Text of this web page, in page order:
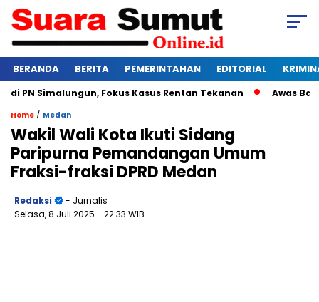
BERANDA BERITA PEMERINTAHAN EDITORIAL
Simalungun, Fokus Kasus Rentan Tekanan Awas
Home / Medan
Wakil Wali Kota Ikuti Sidang
Paripurna Pemandangan Umum
Fraksi-fraksi DPRD Medan
Redaksi
- Jurnalis
Selasa, 8 Juli 2025 - 22:33 WIB